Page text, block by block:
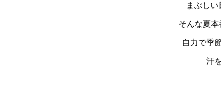
まぶし
そんな夏本
自力で季
汗